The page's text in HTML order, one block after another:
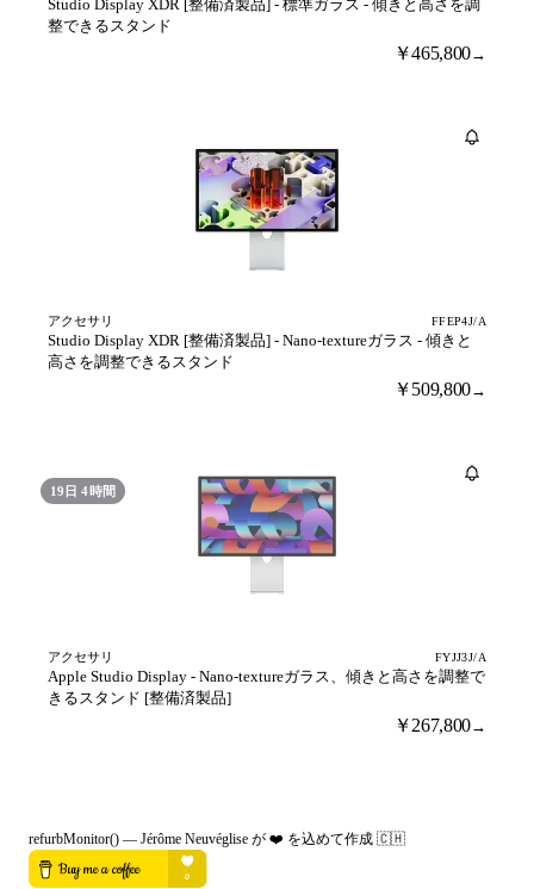
Studio Display XDR [整備済製品] - 標準ガラス - 傾きと高さを調
整できるスタンド
￥465,800→
アクセサリ FFEP4J/A
Studio Display XDR [整備済製品] - Nano-textureガラス - 傾きと
高さを調整できるスタンド
￥509,800→
19日 4時間
アクセサリ FYJJ3J/A
Apple Studio Display - Nano-textureガラス、傾きと高さを調整で
きるスタンド [整備済製品]
￥267,800→
refurbMonitor() — Jérôme Neuvéglise が ❤️ を込めて作成 🇨🇭